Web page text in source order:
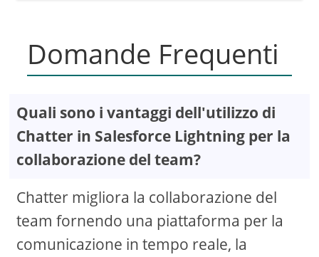
Domande Frequenti
Quali sono i vantaggi dell'utilizzo di
Chatter in Salesforce Lightning per la
collaborazione del team?
Chatter migliora la collaborazione del
team fornendo una piattaforma per la
comunicazione in tempo reale, la